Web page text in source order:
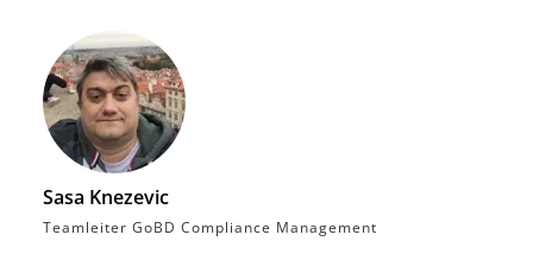
Sasa Knezevic
Teamleiter GoBD Compliance Management